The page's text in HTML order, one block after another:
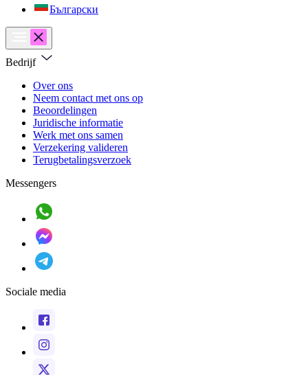
Български
Bedrijf
Over ons
Neem contact met ons op
Beoordelingen
Juridische informatie
Werk met ons samen
Verzekering valideren
Terugbetalingsverzoek
Messengers
Sociale media